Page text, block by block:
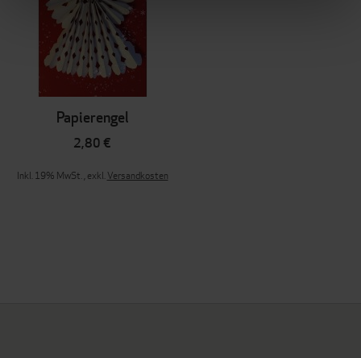
Papierengel
2,80 €
Inkl. 19% MwSt.,exkl.Versandkosten